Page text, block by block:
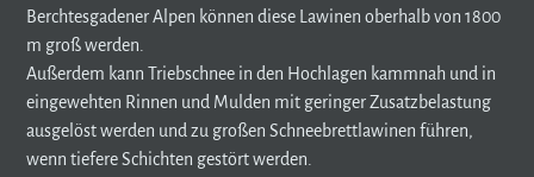
Berchtesgadener Alpen können diese Lawinen oberhalb von 1800
m groß werden.
Außerdem kann Triebschnee in den Hochlagen kammnah und in
eingewehten Rinnen und Mulden mit geringer Zusatzbelastung
ausgelöst werden und zu großen Schneebrettlawinen führen,
wenn tiefere Schichten gestört werden.